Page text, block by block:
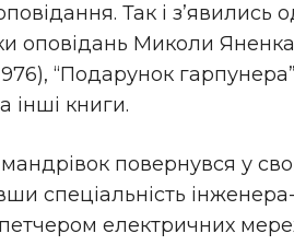
Так і з’явились
оповідань Миколи Яненка
“Подарунок
інші книги.
повернувся у
спеціальність
електричних